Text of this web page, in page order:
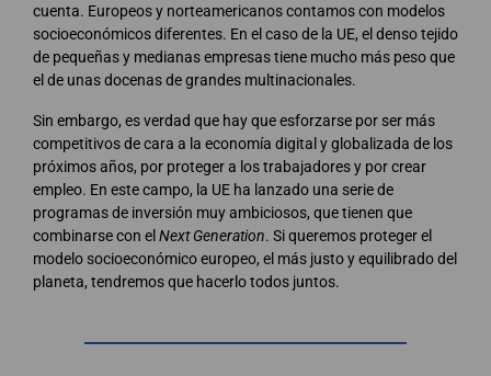
cuenta. Europeos y norteamericanos contamos con modelos
socioeconómicos diferentes. En el caso de la UE, el denso tejido
de pequeñas y medianas empresas tiene mucho más peso que
el de unas docenas de grandes multinacionales.
Sin embargo, es verdad que hay que esforzarse por ser más
competitivos de cara a la economía digital y globalizada de los
próximos años, por proteger a los trabajadores y por crear
empleo. En este campo, la UE ha lanzado una serie de
programas de inversión muy ambiciosos, que tienen que
combinarse con el Next Generation. Si queremos proteger el
modelo socioeconómico europeo, el más justo y equilibrado del
planeta, tendremos que hacerlo todos juntos.